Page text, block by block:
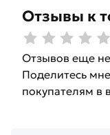
Отзывы к
Отзывов еще
Поделитесь
покупателям в